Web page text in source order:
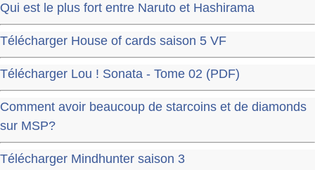
Qui est le plus fort entre Naruto et Hashirama
Télécharger House of cards saison 5 VF
Télécharger Lou ! Sonata - Tome 02 (PDF)
Comment avoir beaucoup de starcoins et de diamonds
sur MSP?
Télécharger Mindhunter saison 3